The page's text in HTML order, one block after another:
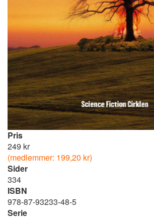
Pris
249 kr
(medlemmer: 199,20 kr)
Sider
334
ISBN
978-87-93233-48-5
Serie